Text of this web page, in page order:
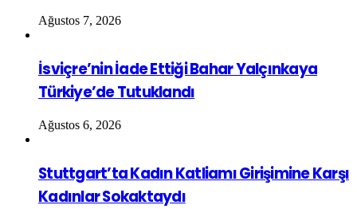
Ağustos 7, 2026
İsviçre’nin İade Ettiği Bahar Yalçınkaya
Türkiye’de Tutuklandı
Ağustos 6, 2026
Stuttgart’ta Kadın Katliamı Girişimine Karşı
Kadınlar Sokaktaydı